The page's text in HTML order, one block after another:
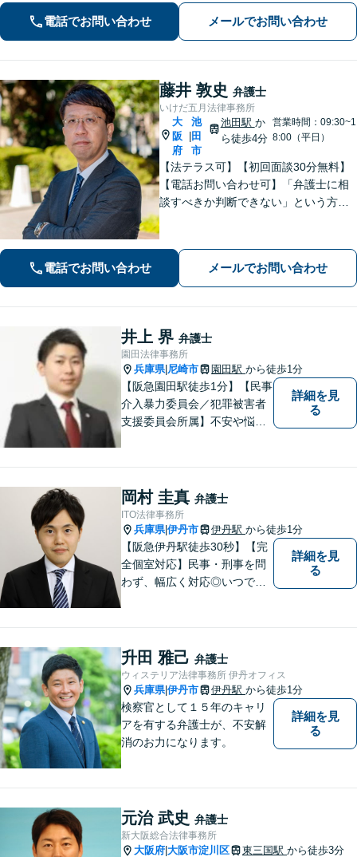
請求／面会交流など【相続・遺言】相
続放棄／遺産分割調停など【電話・メ
ール相談初回無料】【休日夜間対応
可】
電話でお問い合わせ メールでお問い合わせ
藤井 敦史 弁護士
いけだ五月法律事務所
大
阪
府
池
田
市
池田駅 か
ら徒歩4分
営業時間：09:30~1
8:00（平日）
【法テラス可】【初回面談30分無料】
【電話お問い合わせ可】「弁護士に相
談すべきか判断できない」という方も
院での受験指導経験があり、わかりや
すい説明を心がけています【池田駅2
分】
電話でお問い合わせ メールでお問い合わせ
井上 界 弁護士
園田法律事務所
兵庫県| 尼崎市 園田駅 から徒歩1分
【阪急園田駅徒歩1分】【民事
介入暴力委員会／犯罪被害者
支援委員会所属】不安や悩み
期の対策こそが解決にとって
最も有効な手段です。最高の
法的サービスを社会の隅々に
まで届けます。
詳細を見
る
岡村 圭真 弁護士
ITO法律事務所
兵庫県|伊丹市 伊丹駅 から徒歩1分
【阪急伊丹駅徒歩30秒】【完
全個室対応】民事・刑事を問
わず、幅広く対応◎いつでも
れず、尽力してまいります。
【メーカー法務経験あり】
詳細を見
る
升田 雅己 弁護士
ウィステリア法律事務所 伊丹オフィス
兵庫県|伊丹市 伊丹駅 から徒歩1分
検察官として１５年のキャリ
アを有する弁護士が、不安解
消のお力になります。
詳細を見
る
元治 武史 弁護士
新大阪総合法律事務所
大阪府 大阪市淀川区 東三国駅 から徒歩3分